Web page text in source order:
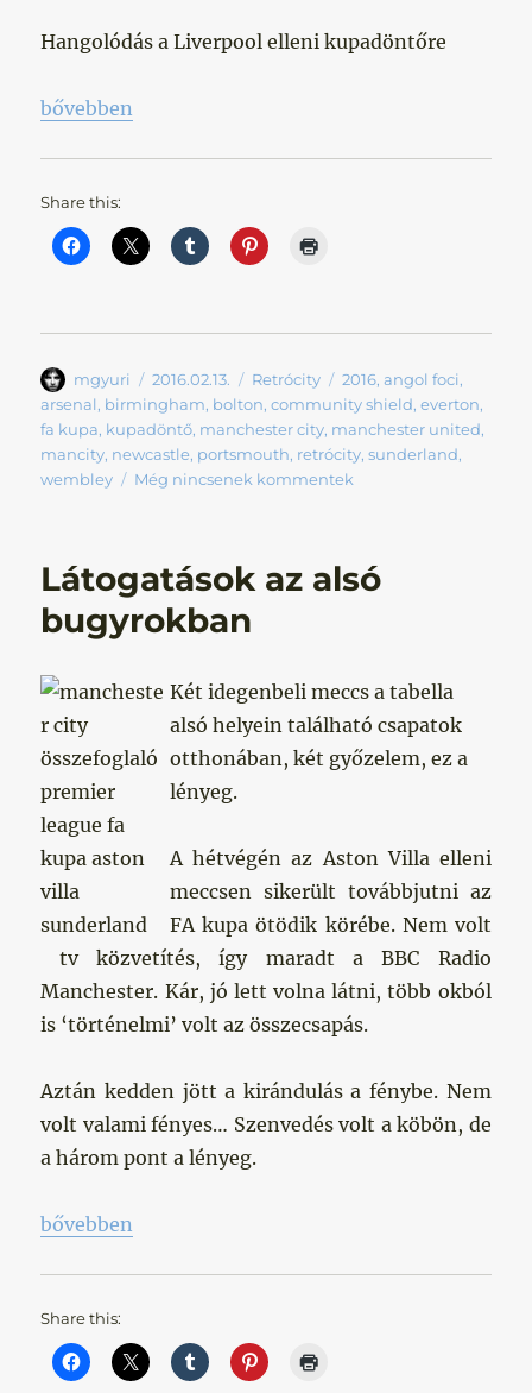
Hangolódás a Liverpool elleni kupadöntőre
„Hazai Kupadöntők – I. Rész”
bővebben
Share this:
Szerző
mgyuri Közzétéve
2016.02.13. Kategória
Retrócity Címke
2016,angol foci,
arsenal, birmingham, bolton,community shield,everton,
fa kupa, kupadöntő, manchester city, manchester united,
mancity, newcastle, portsmouth, retrócity,sunderland,
wembley
Még nincsenek kommentek
Látogatások az alsó
bugyrokban
Két idegenbeli meccs a tabella
alsó helyein található csapatok
otthonában, két győzelem, ez a
lényeg.
A hétvégén az Aston Villa elleni
meccsen sikerült továbbjutni az
FA kupa ötödik körébe. Nem volt
tv közvetítés, így maradt a BBC Radio
Manchester. Kár, jó lett volna látni, több okból
is ‘történelmi’ volt az összecsapás.
Aztán kedden jött a kirándulás a fénybe. Nem
volt valami fényes… Szenvedés volt a köbön, de
a három pont a lényeg.
„Látogatások az alsó bugyrokban”
bővebben
Share this: